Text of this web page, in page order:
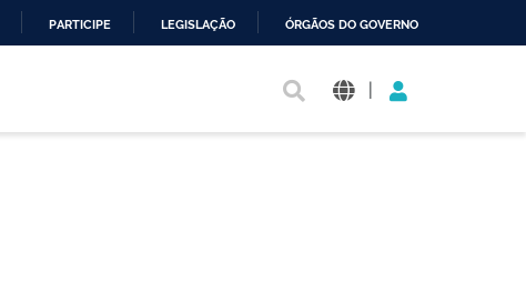
PARTICIPE LEGISLAÇÃO ÓRGÃOS DO GOVERNO
|